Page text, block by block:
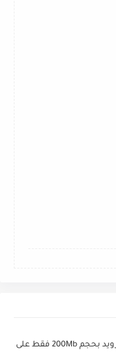
تحميل لعبة God Of War 2 للاندرويد بحجم 200Mb فقط على